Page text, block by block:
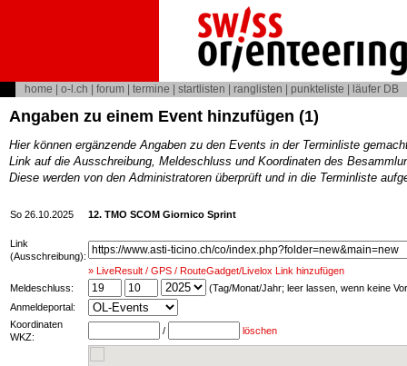
home o-l.ch forum termine startlisten ranglisten punkteliste läufer DB
Angaben zu einem Event hinzufügen (1)
Hier können ergänzende Angaben zu den Events in der Terminliste
Link auf die Ausschreibung, Meldeschluss und Koordinaten des
Diese werden von den Administratoren überprüft und in die Terminliste
So 26.10.2025 12. TMO SCOM Giornico Sprint
Link
(Ausschreibung):
» LiveResult / GPS / RouteGadget/Livelox Link hinzufügen
Meldeschluss:
(Tag/Monat/Jahr; leer lassen, wenn keine
Anmeldeportal:
Koordinaten
WKZ:
/ löschen